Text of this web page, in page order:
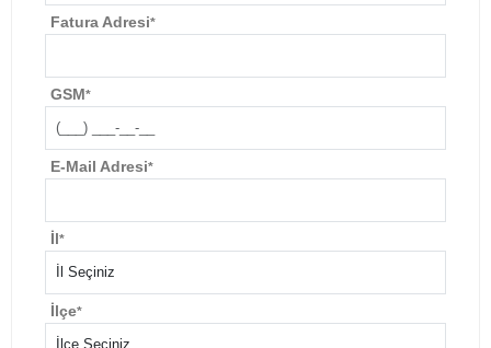
Fatura Adresi*
GSM*
E-Mail Adresi*
İl*
İlçe*